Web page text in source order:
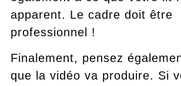
apparent. Le cadre doit être
professionnel !
Finalement, pensez
que la vidéo va produire. Si